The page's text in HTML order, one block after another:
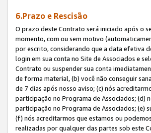
6.Prazo e Rescisão
O prazo deste Contrato será iniciado após o
momento, com ou sem motivo
por escrito, considerando que a data efetiva
login em sua conta no Site de Associados e
Contrato ou suspender sua conta
de forma material, (b) você não conseguir
de 7 dias após nosso aviso; (c) nós
participação no Programa de Associados; (d)
participação no Programa de Associados; (e)
(f) nós acreditarmos que estamos ou
realizadas por qualquer das partes sob este